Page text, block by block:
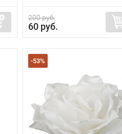
200 руб.
60 руб.
-53%